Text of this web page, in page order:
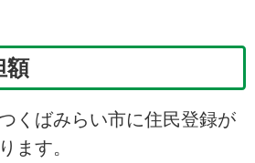
額
くばみらい市に住民登録が
ます。